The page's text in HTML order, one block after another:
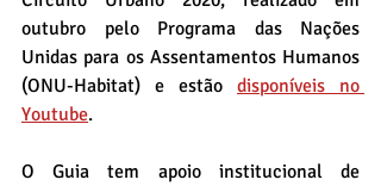
outubro pelo Programa das Nações
Unidas para os Assentamentos Humanos
(ONU-Habitat) e estão disponíveis no
Youtube.
O Guia tem apoio institucional de